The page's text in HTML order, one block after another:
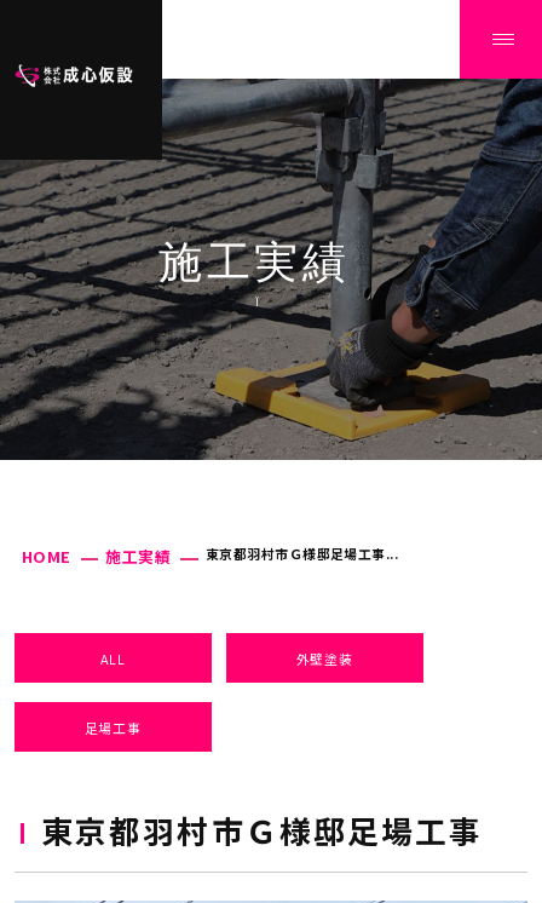
施工実績
Ï
HOME 施工実績 東京都羽村市Ｇ様邸足場工事...
ALL 外壁塗装
足場工事
東京都羽村市Ｇ様邸足場工事